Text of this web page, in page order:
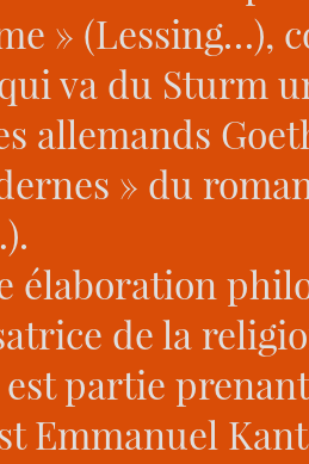
» (Lessing…),
va du Sturm
allemands
» du
élaboration
de la
partie
Emmanuel